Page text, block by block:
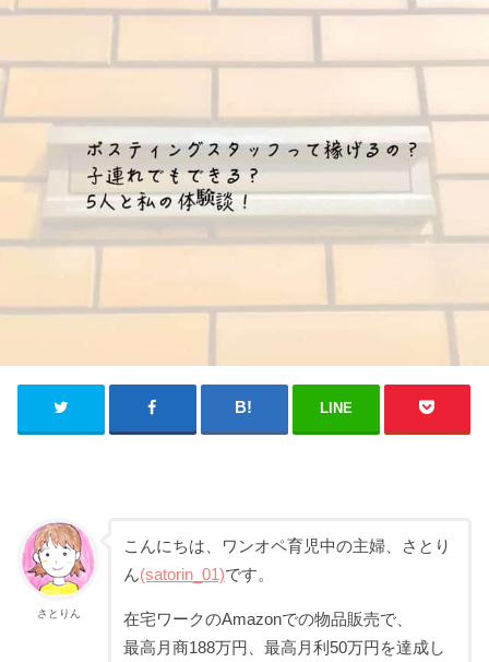
LINE
さとりん
こんにちは、ワンオペ育児中の主婦、さとり
ん(satorin_01)です。
在宅ワークのAmazonでの物品販売で、
最高月商188万円、最高月利50万円を達成し